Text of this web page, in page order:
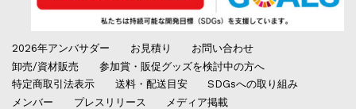
2026年アンバサダー お見積り
お問い合わせ
卸売/資材販売
参加賞・販促グッズを検討中の方へ
特定商取引法表示
送料・配送目安
SDGsへの取り組み
メンバー
プレスリリース メディア掲載